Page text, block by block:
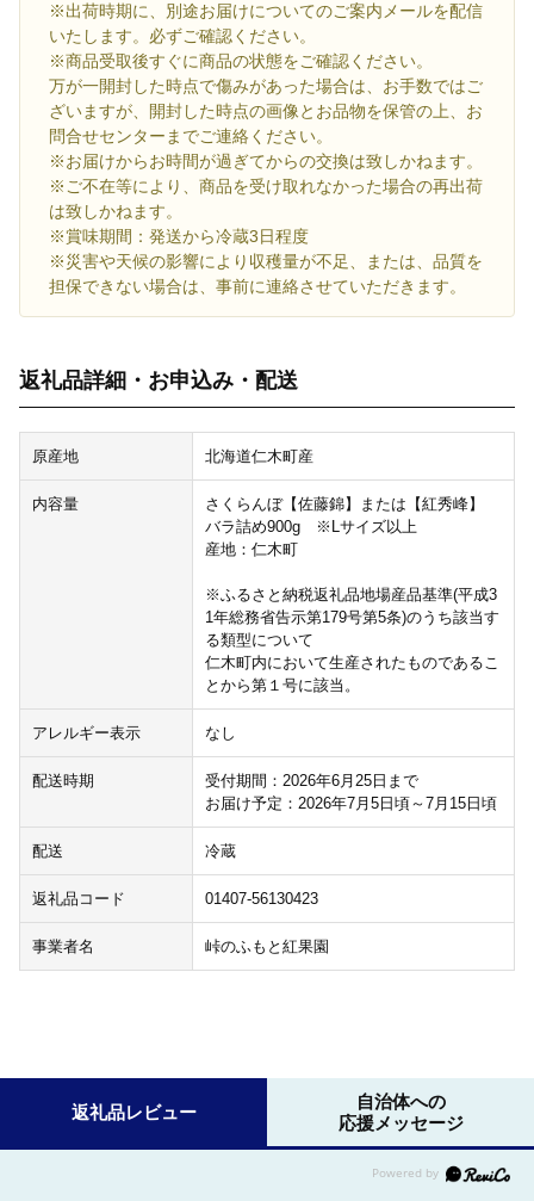
※出荷時期に、別途お届けについてのご案内メールを配信
いたします。必ずご確認ください。
※商品受取後すぐに商品の状態をご確認ください。
万が一開封した時点で傷みがあった場合は、お手数ではご
ざいますが、開封した時点の画像とお品物を保管の上、お
問合せセンターまでご連絡ください。
※お届けからお時間が過ぎてからの交換は致しかねます。
※ご不在等により、商品を受け取れなかった場合の再出荷
は致しかねます。
※賞味期間：発送から冷蔵3日程度
※災害や天候の影響により収穫量が不足、または、品質を
担保できない場合は、事前に連絡させていただきます。
返礼品詳細・お申込み・配送
原産地 北海道仁木町産
内容量
さくらんぼ【佐藤錦】または【紅秀峰】
バラ詰め900g ※Lサイズ以上
産地：仁木町
※ふるさと納税返礼品地場産品基準(平成3
1年総務省告示第179号第5条)のうち該当す
る類型について
仁木町内において生産されたものであるこ
とから第１号に該当。
アレルギー表示 なし
配送時期
受付期間：2026年6月25日まで
お届け予定：2026年7月5日頃～7月15日頃
配送 冷蔵
返礼品コード 01407-56130423
事業者名 峠のふもと紅果園
返礼品レビュー
自治体への
応援メッセージ